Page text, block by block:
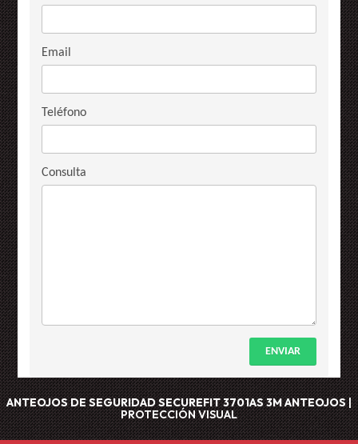
Email
Teléfono
Consulta
ENVIAR
ANTEOJOS DE SEGURIDAD SECUREFIT 3701AS 3MANTEOJOS|
PROTECCIÓN VISUAL